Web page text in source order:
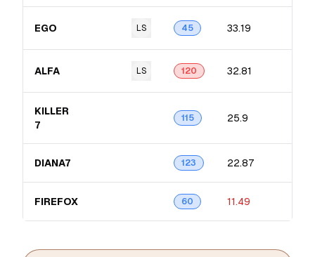
EGO LS 45 33.19
ALFA LS 120 32.81
KILLER
7
115 25.9
DIANA7 123 22.87
FIREFOX 60 11.49